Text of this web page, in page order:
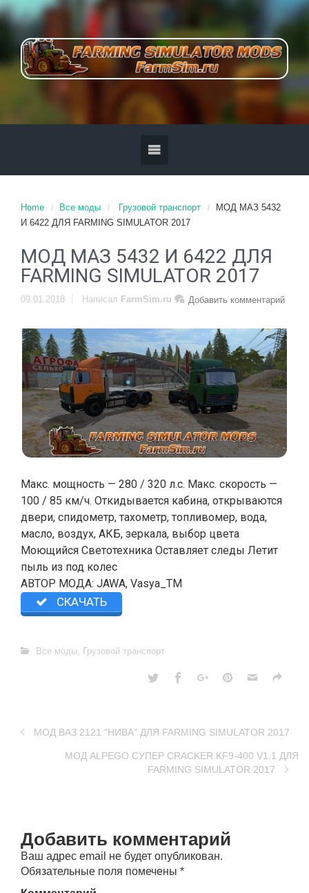
Home Все моды Грузовой транспорт
МОД МАЗ 5432
И 6422 ДЛЯ FARMING SIMULATOR 2017
МОД МАЗ 5432 И 6422 ДЛЯ
FARMING SIMULATOR 2017
09.01.2018 Добавить комментарий
Написал FarmSim.ru
Макс. мощность — 280 / 320 л.с. Макс. скорость —
100 / 85 км/ч. Откидывается кабина, открываются
двери, спидометр, тахометр, топливомер, вода,
масло, воздух, АКБ, зеркала, выбор цвета
Моющийся Светотехника Оставляет следы Летит
пыль из под колес
АВТОР МОДА: JAWA, Vasya_TM
СКАЧАТЬ
Все моды, Грузовой транспорт
МОД ВАЗ 2121 “НИВА” ДЛЯ FARMING SIMULATOR 2017
МОД ALPEGO СУПЕР CRACKER KF9-400 V1.1 ДЛЯ
FARMING SIMULATOR 2017
Добавить комментарий
Ваш адрес email не будет опубликован.
Обязательные поля помечены *